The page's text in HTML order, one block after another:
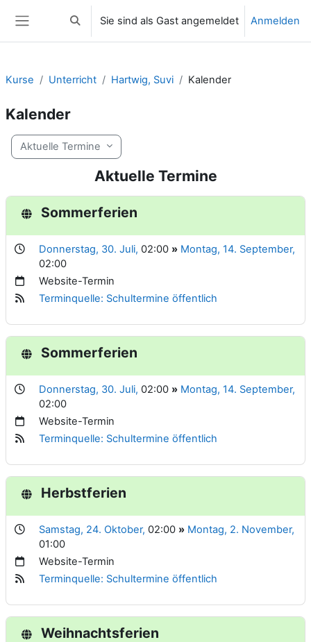
Website-Übersicht
Sucheingabe umschalten
Sie sind als Gast angemeldet Anmelden
Kurse Unterricht Hartwig, Suvi Kalender
Kalender
Aktuelle Termine
Aktuelle Termine
Sommerferien
Donnerstag, 30. Juli, 02:00 » Montag, 14. September,
02:00
Website-Termin
Terminquelle: Schultermine öffentlich
Sommerferien
Donnerstag, 30. Juli, 02:00 » Montag, 14. September,
02:00
Website-Termin
Terminquelle: Schultermine öffentlich
Herbstferien
Samstag, 24. Oktober, 02:00 » Montag, 2. November,
01:00
Website-Termin
Terminquelle: Schultermine öffentlich
Weihnachtsferien